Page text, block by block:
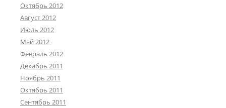
Октябрь 2012
Август 2012
Июль 2012
Май 2012
Февраль 2012
Декабрь 2011
Ноябрь 2011
Октябрь 2011
Сентябрь 2011